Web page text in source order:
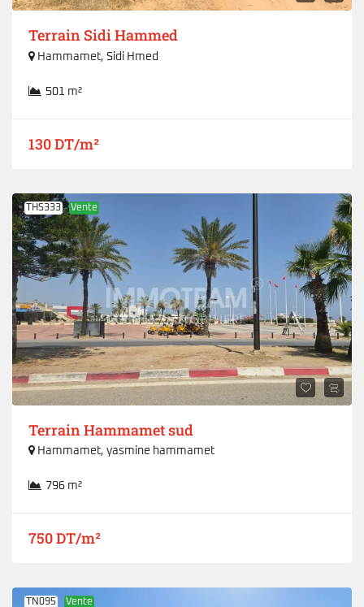
Terrain Sidi Hammed
Hammamet, Sidi Hmed
501 m²
130 DT/m²
THS333 Vente
Terrain Hammamet sud
Hammamet, yasmine hammamet
796 m²
750 DT/m²
TN095 Vente